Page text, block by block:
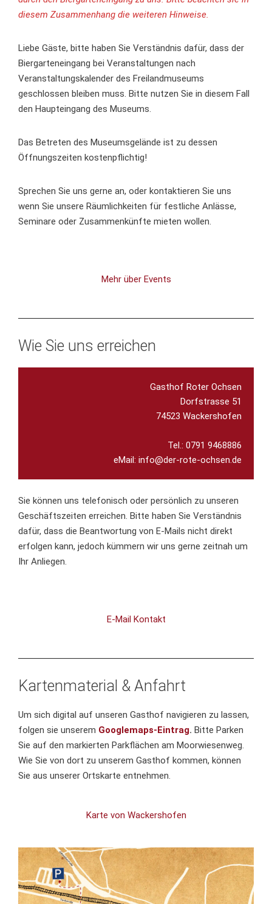
diesem Zusammenhang die weiteren Hinweise.
Liebe Gäste, bitte haben Sie Verständnis dafür, dass der
Biergarteneingang bei Veranstaltungen nach
Veranstaltungskalender des Freilandmuseums
geschlossen bleiben muss. Bitte nutzen Sie in diesem Fall
den Haupteingang des Museums.
Das Betreten des Museumsgelände ist zu dessen
Öffnungszeiten kostenpflichtig!
Sprechen Sie uns gerne an, oder kontaktieren Sie uns
wenn Sie unsere Räumlichkeiten für festliche Anlässe,
Seminare oder Zusammenkünfte mieten wollen.
Mehr über Events
Wie Sie uns erreichen
Gasthof Roter Ochsen
eMail: info@der-rote-ochsen.de
Sie können uns telefonisch oder persönlich zu unseren
Geschäftszeiten erreichen. Bitte haben Sie Verständnis
dafür, dass die Beantwortung von E-Mails nicht direkt
erfolgen kann, jedoch kümmern wir uns gerne zeitnah um
Ihr Anliegen.
E-Mail Kontakt
Kartenmaterial & Anfahrt
Um sich digital auf unseren Gasthof navigieren zu lassen,
folgen sie unserem Googlemaps-Eintrag. Bitte Parken
Sie auf den markierten Parkflächen am Moorwiesenweg.
Wie Sie von dort zu unserem Gasthof kommen, können
Sie aus unserer Ortskarte entnehmen.
Karte von Wackershofen